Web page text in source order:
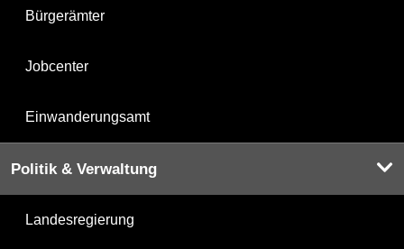
Bürgerämter
Jobcenter
Einwanderungsamt
Politik & Verwaltung
Landesregierung